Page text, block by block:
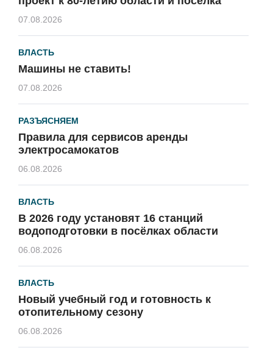
07.08.2026
ВЛАСТЬ
Машины не ставить!
07.08.2026
РАЗЪЯСНЯЕМ
Правила для сервисов аренды
электросамокатов
06.08.2026
ВЛАСТЬ
В 2026 году установят 16 станций
водоподготовки в посёлках области
06.08.2026
ВЛАСТЬ
Новый учебный год и готовность к
отопительному сезону
06.08.2026